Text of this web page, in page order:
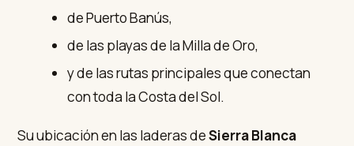
de Puerto Banús,
de las playas de la Milla de Oro,
y de las rutas principales que conectan
con toda la Costa del Sol.
Su ubicación en las laderas deSierra Blanca